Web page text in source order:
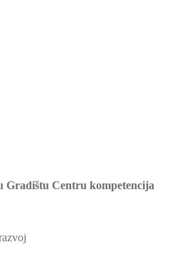
Gradištu Centru kompetencija